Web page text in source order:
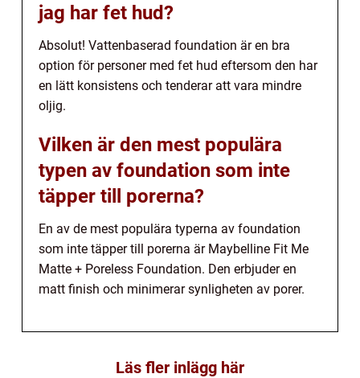
jag har fet hud?
Absolut! Vattenbaserad foundation är en bra
option för personer med fet hud eftersom den har
en lätt konsistens och tenderar att vara mindre
oljig.
Vilken är den mest populära
typen av foundation som inte
täpper till porerna?
En av de mest populära typerna av foundation
som inte täpper till porerna är Maybelline Fit Me
Matte + Poreless Foundation. Den erbjuder en
matt finish och minimerar synligheten av porer.
Läs fler inlägg här